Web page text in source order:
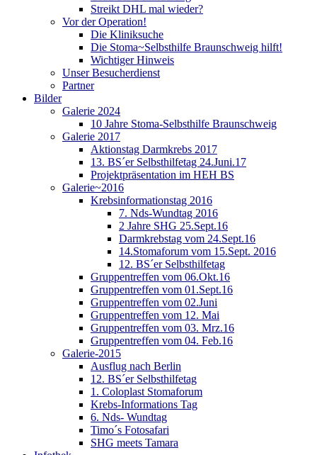
Streikt DHL mal wieder?
Vor der Operation!
Die Kliniksuche
Die Stoma~Selbsthilfe Braunschweig hilft!
Wichtiger Hinweis
Unser Besucherdienst
Partner
Bilder
Galerie 2024
10 Jahre Stoma-Selbsthilfe Braunschweig
Galerie 2017
Aktionstag Darmkrebs 2017
13. BS´er Selbsthilfetag 24.Juni.17
Projektpräsentation im HEH BS
Galerie~2016
Krebsinformationstag 2016
7. Nds-Wundtag 2016
2 Jahre SHG 25.Sept.16
Darmkrebstag vom 24.Sept.16
14.Stomaforum vom 15.Sept. 2016
12. BS´er Selbsthilfetag
Gruppentreffen vom 06.Okt.16
Gruppentreffen vom 01.Sept.16
Gruppentreffen vom 02.Juni
Gruppentreffen vom 12. Mai
Gruppentreffen vom 03. Mrz.16
Gruppentreffen vom 04. Feb.16
Galerie-2015
Ausflug nach Berlin
12. BS´er Selbsthilfetag
1. Coloplast Stomaforum
Krebs-Informations Tag
6. Nds- Wundtag
Timo´s Fotosafari
SHG meets Tamara